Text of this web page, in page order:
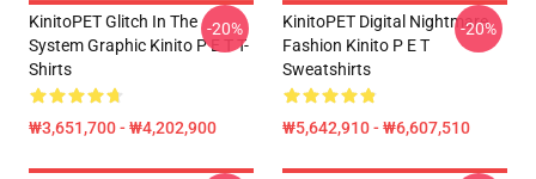
KinitoPET Glitch In The
System Graphic Kinito P E T T-
Shirts
₩3,651,700 - ₩4,202,900
-20%
KinitoPET Digital Nightmare
Fashion Kinito P E T
Sweatshirts
₩5,642,910 - ₩6,607,510
-20%